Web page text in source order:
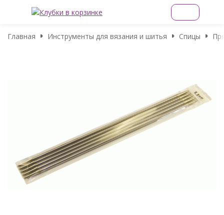
Главная Инструменты для вязания и шитья Спицы